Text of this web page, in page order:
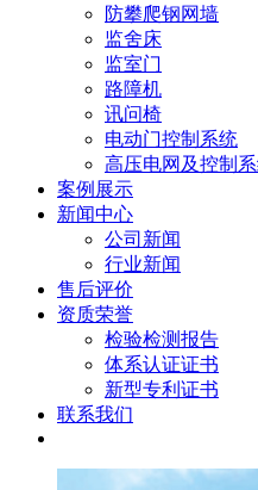
防攀爬钢网墙
监舍床
监室门
路障机
讯问椅
电动门控制系统
高压电网及控制
案例展示
新闻中心
公司新闻
行业新闻
售后评价
资质荣誉
检验检测报告
体系认证证书
新型专利证书
联系我们